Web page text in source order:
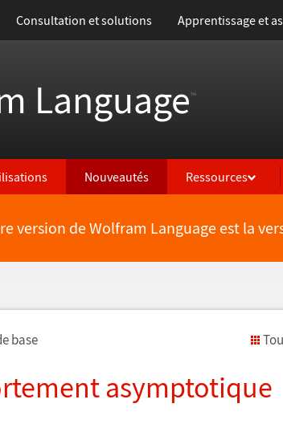
Consultation et solutions Apprentissage et
Language™
Nouveautés Ressources
version de Wolfram Language est la
base
asymptotique